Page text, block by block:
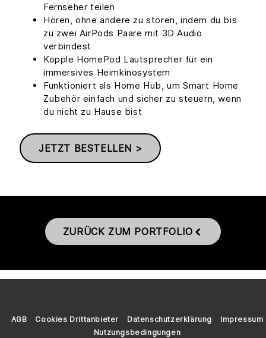
Fernseher teilen
Hören, ohne andere zu stören, indem du bis
zu zwei AirPods Paare mit 3D Audio
verbindest
Kopple HomePod Lautsprecher für ein
immersives Heimkinosystem
Funktioniert als Home Hub, um Smart Home
Zubehör einfach und sicher zu steuern, wenn
du nicht zu Hause bist
JETZT BESTELLEN >
ZURÜCK ZUM PORTFOLIO
AGB Cookies Drittanbieter Datenschutzerklärung
Impressum
Nutzungsbedingungen